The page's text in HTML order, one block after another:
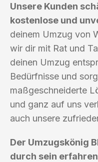
Unsere Kunden
kostenlose und
deinem Umzug von
wir dir mit Rat und
deinen Umzug
Bedürfnisse und
maßgeschneiderte
und ganz auf uns
auch unsere
Der Umzugskönig
durch sein